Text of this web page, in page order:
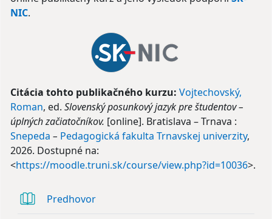
NIC.
Citácia tohto publikačného kurzu: Vojtechovský,
Roman, ed. Slovenský posunkový jazyk pre študentov –
úplných začiatočníkov. [online]. Bratislava – Trnava :
Snepeda – Pedagogická fakulta Trnavskej univerzity,
2026. Dostupné na:
<https://moodle.truni.sk/course/view.php?id=10036>.
PredhovorKniha